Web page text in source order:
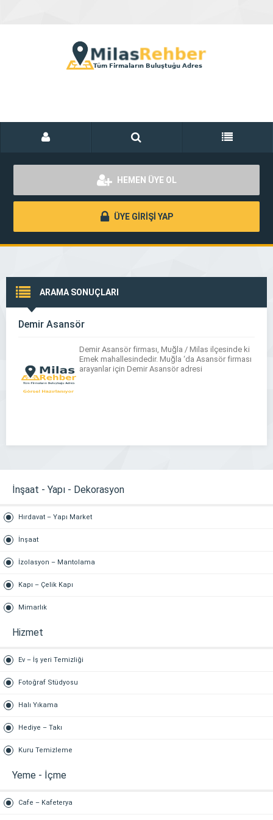
HEMEN ÜYE OL
ÜYE GİRİŞİ YAP
ARAMA SONUÇLARI
Demir Asansör
Demir Asansör firması, Muğla / Milas ilçesinde ki
Emek mahallesindedir. Muğla ‘da Asansör firması
arayanlar için Demir Asansör adresi
İnşaat - Yapı - Dekorasyon
Hırdavat – Yapı Market
İnşaat
İzolasyon – Mantolama
Kapı – Çelik Kapı
Mimarlık
Hizmet
Ev – İş yeri Temizliği
Fotoğraf Stüdyosu
Halı Yıkama
Hediye – Takı
Kuru Temizleme
Yeme - İçme
Cafe – Kafeterya